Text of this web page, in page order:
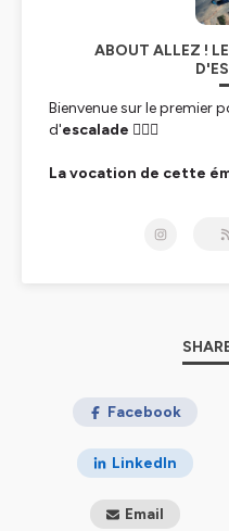
ABOUT ALLEZ !
Bienvenue sur le premier
d'escalade 🧗‍♀️⛰️
La vocation de cette
sources de motivation,
leurs moments
👉 https://
✉️
confidentialitepour plus
Facebook
LinkedIn
Email